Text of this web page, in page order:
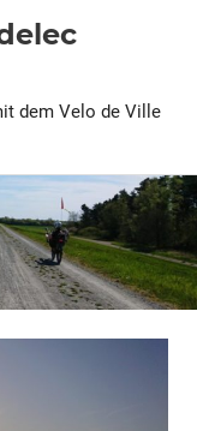
dem Velo de Ville